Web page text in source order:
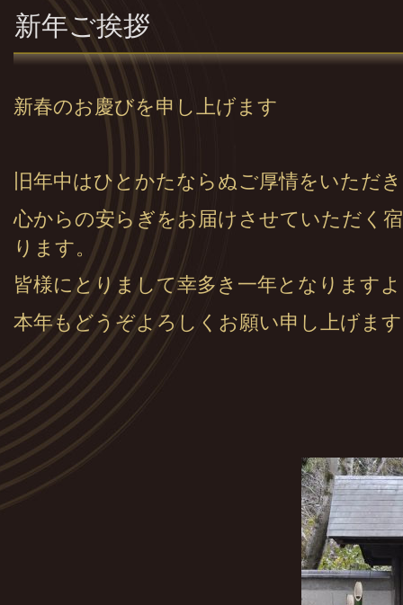
新年ご挨拶
新春のお慶びを申し上げます
旧年中はひとかたならぬご厚情をいただ
心からの安らぎをお届けさせていただく
ります。
皆様にとりまして幸多き一年となります
本年もどうぞよろしくお願い申し上げま
旅亭 田